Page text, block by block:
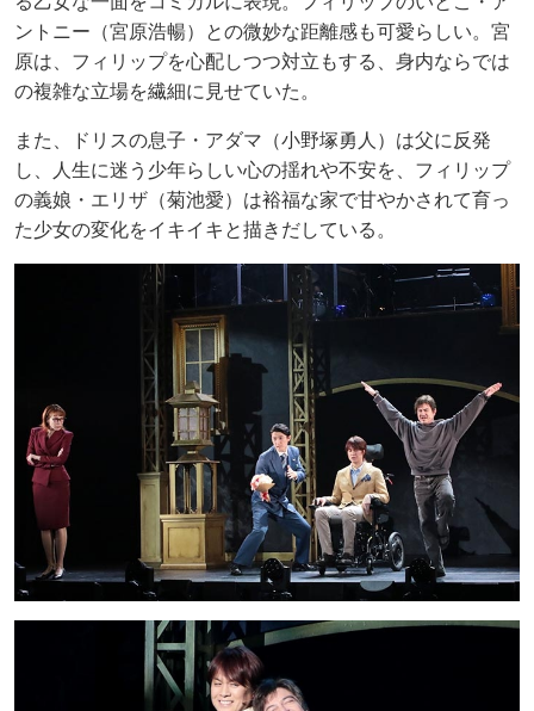
ントニー（宮原浩暢）との微妙な距離感も可愛らしい。宮
原は、フィリップを心配しつつ対立もする、身内ならでは
の複雑な立場を繊細に見せていた。
また、ドリスの息子・アダマ（小野塚勇人）は父に反発
し、人生に迷う少年らしい心の揺れや不安を、フィリップ
の義娘・エリザ（菊池愛）は裕福な家で甘やかされて育っ
た少女の変化をイキイキと描きだしている。